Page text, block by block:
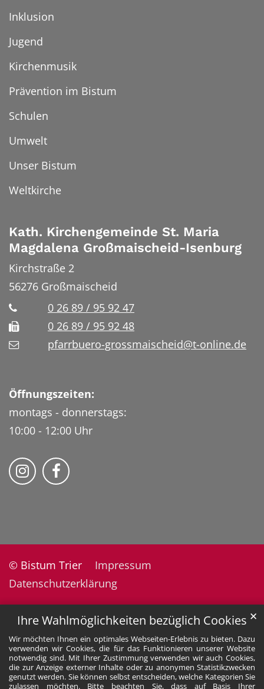
Ihre Wahlmöglichkeiten bezüglich Cookies
Wir möchten Ihnen ein optimales Webseiten-Erlebnis zu bieten. Dazu
verwenden wir Cookies, die für das Funktionieren unserer Website
notwendig sind. Mit Ihrer Zustimmung verwenden wir auch Cookies,
die zur Anzeige externer Inhalte oder zu anonymen Statistikzwecken
genutzt werden. Sie können selbst entscheiden, welche Kategorien Sie
zulassen möchten. Bitte beachten Sie, dass auf Basis Ihrer
✕
Inklusion
Jugend
Kirchenmusik
Prävention im Bistum
Schulen
Umwelt
Unser Bistum
Weltkirche
Kath. Kirchengemeinde St. Maria
Magdalena Großmaischeid-Isenburg
Kirchstraße 2
56276 Großmaischeid
0 26 89 / 95 92 47
0 26 89 / 95 92 48
pfarrbuero-grossmaischeid@t-online.de
Öffnungszeiten:
montags - donnerstags:
10:00 - 12:00 Uhr
Folge uns auf Instragram
Fogle uns auf Facebook
© Bistum Trier
Impressum
Datenschutzerklärung